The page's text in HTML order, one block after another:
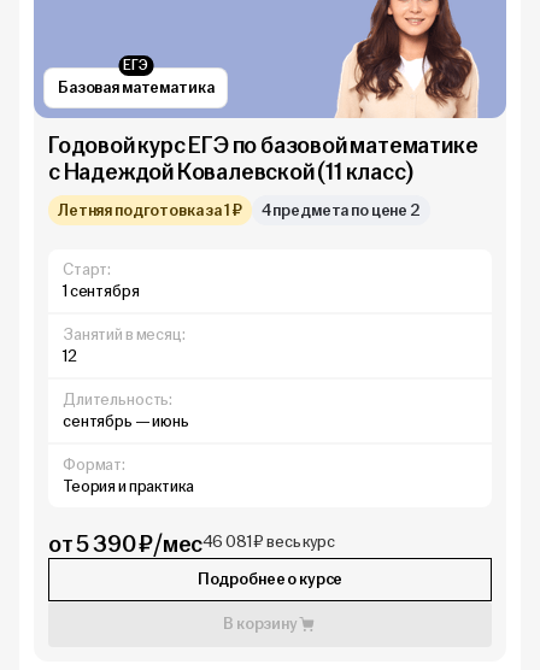
Базовая математика
ЕГЭ
Годовой курс ЕГЭ по базовой математике
с Надеждой Ковалевской (11 класс)
Летняя подготовка за 1 ₽ 4 предмета по цене 2
Старт:
1 сентября
Занятий в месяц:
12
Длительность:
сентябрь — июнь
Формат:
Теория и практика
от 5 390 ₽/мес46 081 ₽ весь курс
Подробнее о курсе
В корзину